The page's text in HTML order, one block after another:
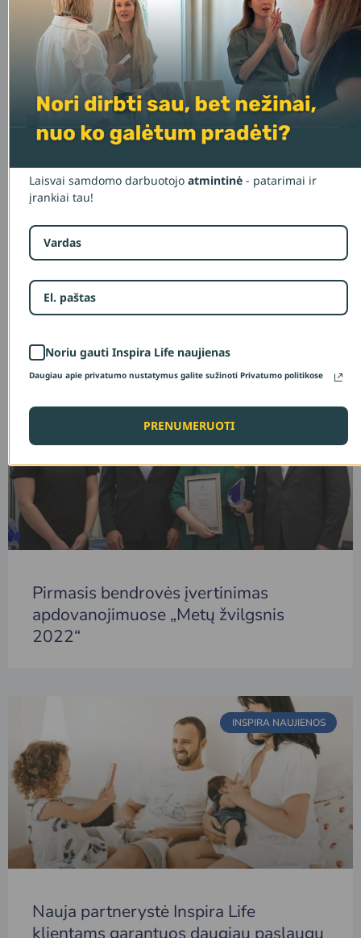
trūkumo
EKSPERTO KOMENTARAS
Atostogos – misija įmanoma. Patarimai,
norintiems keliauti
INSPIRA NAUJIENOS
Pirmasis bendrovės įvertinimas
apdovanojimuose „Metų žvilgsnis
2022“
INSPIRA NAUJIENOS
Nauja partnerystė Inspira Life
klientams garantuos daugiau paslaugų
Laisvai samdomo darbuotojo atmintinė - patarimai ir
įrankiai tau!
Noriu gauti Inspira Life naujienas
Daugiau apie privatumo nustatymus galite sužinoti Privatumo politikose
PRENUMERUOTI